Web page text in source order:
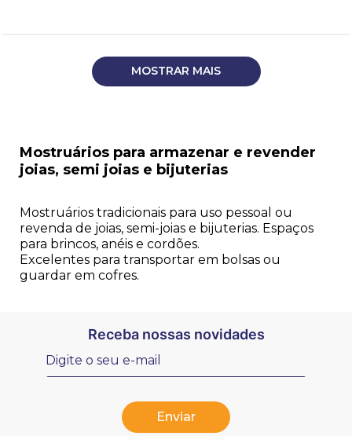
MOSTRAR MAIS
Mostruários para armazenar e revender
joias, semi joias e bijuterias
Mostruários tradicionais para uso pessoal ou
revenda de joias, semi-joias e bijuterias. Espaços
para brincos, anéis e cordões.
Excelentes para transportar em bolsas ou
guardar em cofres.
Receba nossas novidades
Enviar